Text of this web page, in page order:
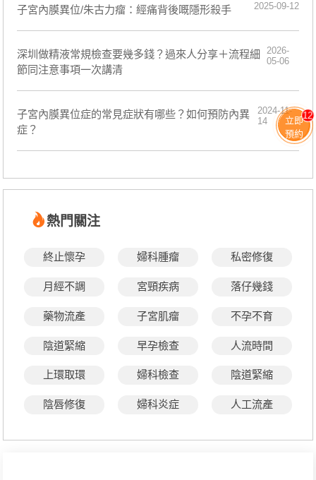
子宮內膜異位/朱古力瘤：經痛背後嘅隱形殺手 2025-09-12
深圳做精液常規檢查要幾多錢？過來人分享＋流程細
節同注意事項一次講清
2026-
05-06
子宮內膜異位症的常見症狀有哪些？如何預防內異
症？
2024-11-
14
熱門關注
終止懷孕 婦科腫瘤 私密修復
月經不調 宮頸疾病 落仔幾錢
藥物流產 子宮肌瘤 不孕不育
陰道緊縮 早孕檢查 人流時間
上環取環 婦科檢查 陰道緊縮
陰唇修復 婦科炎症 人工流產
立即
預約
12